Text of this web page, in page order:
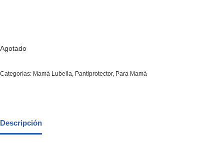
Agotado
Categorías: Mamá Lubella Pantiprotector, Para Mamá
Descripción